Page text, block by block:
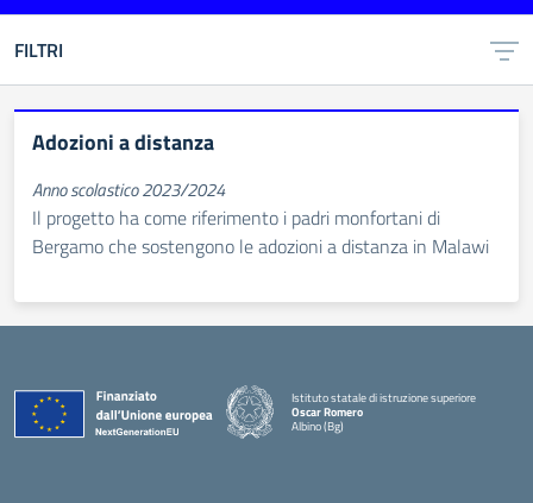
FILTRI
Adozioni a distanza
Anno scolastico 2023/2024
Il progetto ha come riferimento i padri monfortani di
Bergamo che sostengono le adozioni a distanza in Malawi
Istituto statale di istruzione superiore
Oscar Romero
Albino (Bg)